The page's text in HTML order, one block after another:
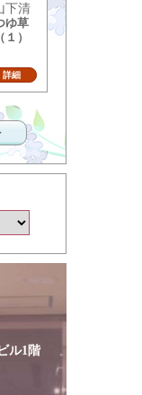
下清
ゆ草
（１）
詳細
ル1階